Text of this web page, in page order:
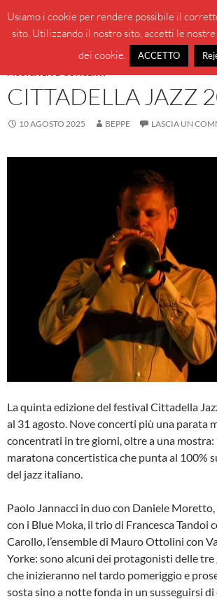
contenuto
BeppeBlog
MUSICA LIVE-CONCERTI
CITTADELLA JAZZ
10 AGOSTO 2025 BEPPE LASCIA UN
La quinta edizione del festival Cittadella
al 31 agosto. Nove concerti più una parata
concentrati in tre giorni, oltre a una mostra:
maratona concertistica che punta al 100%
del jazz italiano.
Paolo Jannacci in duo con Daniele
con i Blue Moka, il trio di Francesca Tandoi
Carollo, l’ensemble di Mauro Ottolini con
Yorke: sono alcuni dei protagonisti delle
che inizieranno nel tardo pomeriggio e
sosta sino a notte fonda in un susseguirsi
Usiamo i cookie per rendere possibile il
sito. Utilizzando il nostro sito, accetti le
dei cookie.
ACCETTO